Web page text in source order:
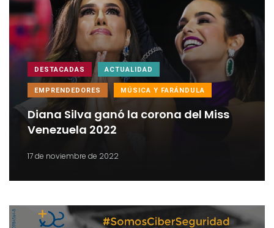
DESTACADAS ACTUALIDAD
EMPRENDEDORES MÚSICA Y FARÁNDULA
Diana Silva ganó la corona del Miss
Venezuela 2022
17 de noviembre de 2022